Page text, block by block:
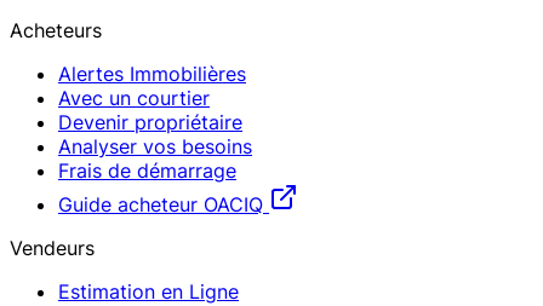
Acheteurs
Alertes Immobilières
Avec un courtier
Devenir propriétaire
Analyser vos besoins
Frais de démarrage
Guide acheteur OACIQ
Vendeurs
Estimation en Ligne